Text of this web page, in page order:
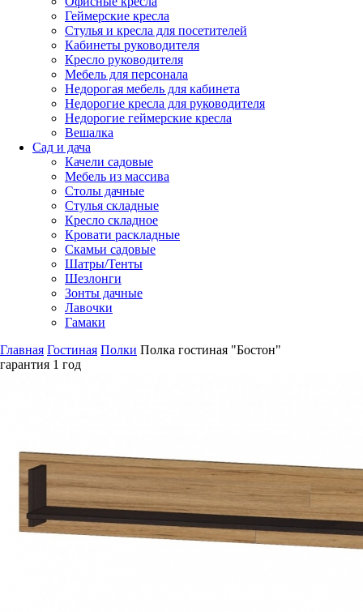
Геймерские кресла
Стулья и кресла для посетителей
Кабинеты руководителя
Кресло руководителя
Мебель для персонала
Недорогая мебель для кабинета
Недорогие кресла для руководителя
Недорогие геймерские кресла
Вешалка
Сад и дача
Качели садовые
Мебель из массива
Столы дачные
Стулья складные
Кресло складное
Кровати раскладные
Скамьи садовые
Шатры/Тенты
Шезлонги
Зонты дачные
Лавочки
Гамаки
Главная Гостиная Полки Полка гостиная "Бостон"
гарантия 1 год